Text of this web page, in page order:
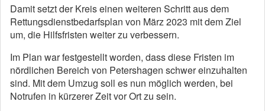
Damit setzt der Kreis einen weiteren Schritt aus dem
Rettungsdienstbedarfsplan von März 2023 mit dem Ziel
um, die Hilfsfristen weiter zu verbessern.
Im Plan war festgestellt worden, dass diese Fristen im
nördlichen Bereich von Petershagen schwer einzuhalten
sind. Mit dem Umzug soll es nun möglich werden, bei
Notrufen in kürzerer Zeit vor Ort zu sein.